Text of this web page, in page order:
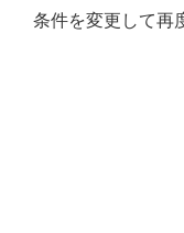
条件を変更して再